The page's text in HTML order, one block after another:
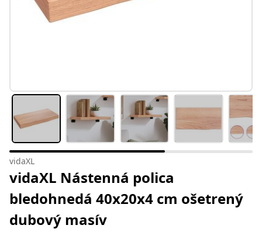
vidaXL
vidaXL Nástenná polica
bledohnedá 40x20x4 cm ošetrený
dubový masív